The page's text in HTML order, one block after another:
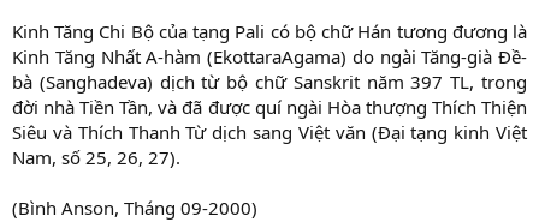
Kinh Tăng Chi Bộ của tạng Pali có bộ chữ Hán tương đương là
Kinh Tăng Nhất A-hàm (EkottaraAgama) do ngài Tăng-già Ðề-
bà (Sanghadeva) dịch từ bộ chữ Sanskrit năm 397 TL, trong
đời nhà Tiền Tần, và đã được quí ngài Hòa thượng Thích Thiện
Siêu và Thích Thanh Từ dịch sang Việt văn (Ðại tạng kinh Việt
Nam, số 25, 26, 27).
(Bình Anson, Tháng 09-2000)